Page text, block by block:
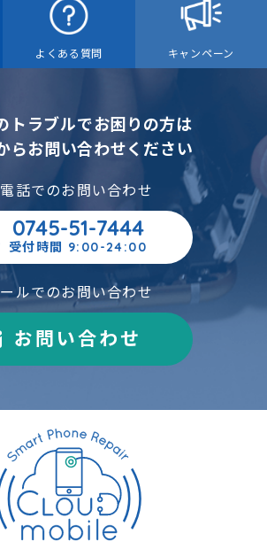
よくある質問 キャンペーン
トラブルでお困りの方は
らお問い合わせください
話でのお問い合わせ
0745-51-7444
受付時間 9:00-24:00
ルでのお問い合わせ
お問い合わせ